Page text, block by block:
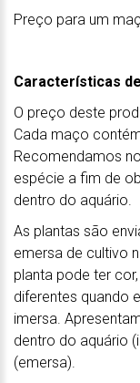
Preço para um
Características
O preço deste
Cada maço
Recomendamos
espécie a fim de
dentro do aquário.
As plantas são
emersa de cultivo
planta pode ter
diferentes quando
imersa.
dentro do aquário
(emersa).